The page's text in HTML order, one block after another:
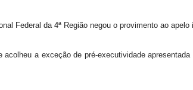
Federal da 4ª Região negou o provimento ao
a exceção de pré-executividade